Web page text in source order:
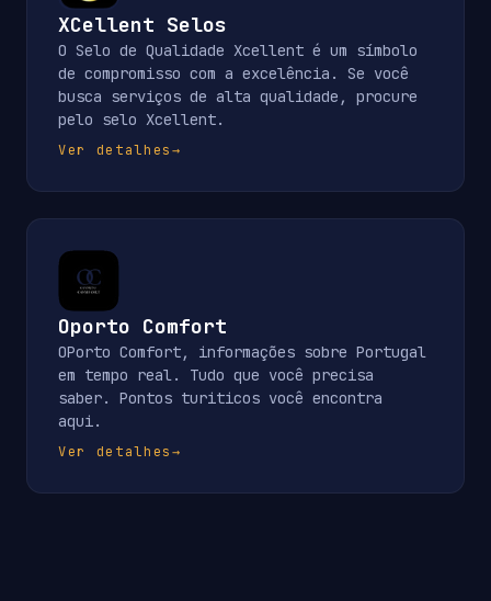
XCellent Selos
O Selo de Qualidade Xcellent é um símbolo
de compromisso com a excelência. Se você
busca serviços de alta qualidade, procure
pelo selo Xcellent.
Ver detalhes→
Oporto Comfort
OPorto Comfort, informações sobre Portugal
em tempo real. Tudo que você precisa
saber. Pontos turiticos você encontra
aqui.
Ver detalhes→